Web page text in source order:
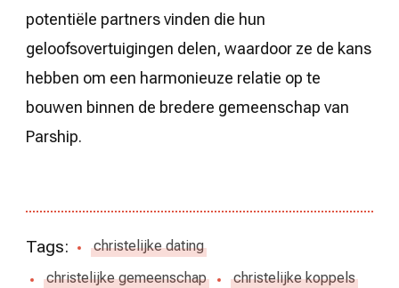
potentiële partners vinden die hun
geloofsovertuigingen delen, waardoor ze de kans
hebben om een harmonieuze relatie op te
bouwen binnen de bredere gemeenschap van
Parship.
Tags:
christelijke dating
christelijke gemeenschap
christelijke koppels